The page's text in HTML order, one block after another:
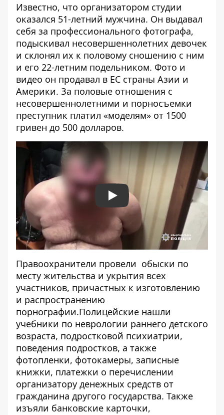
Известно, что организатором студии
оказался 51-летний мужчина. Он выдавал
себя за профессионального фотографа,
подыскивал несовершеннолетних девочек
и склонял их к половому сношению с ним
и его 22-летним подельником. Фото и
видео он продавал в ЕС страны Азии и
Америки. За половые отношения с
несовершеннолетними и порносъемки
преступник платил «моделям» от 1500
гривен до 500 долларов.
Play
Правоохранители провели обыски по
месту жительства и укрытия всех
участников, причастных к изготовлению
и распространению
порнографии.Полицейские нашли
учебники по неврологии раннего детского
возраста, подростковой психиатрии,
поведения подростков, а также
фотопленки, фотокамеры, записные
книжки, платежки о перечислении
организатору денежных средств от
гражданина другого государства. Также
изъяли банковские карточки,